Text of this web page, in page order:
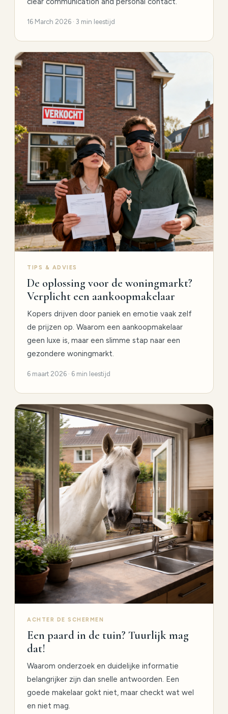
16 March 2026 · 3 min leestijd
TIPS & ADVIES
De oplossing voor de woningmarkt?
Verplicht een aankoopmakelaar
Kopers drijven door paniek en emotie vaak zelf
de prijzen op. Waarom een aankoopmakelaar
geen luxe is, maar een slimme stap naar een
gezondere woningmarkt.
6 maart 2026 · 6 min leestijd
ACHTER DE SCHERMEN
Een paard in de tuin? Tuurlijk mag
dat!
Waarom onderzoek en duidelijke informatie
belangrijker zijn dan snelle antwoorden. Een
goede makelaar gokt niet, maar checkt wat wel
en niet mag.